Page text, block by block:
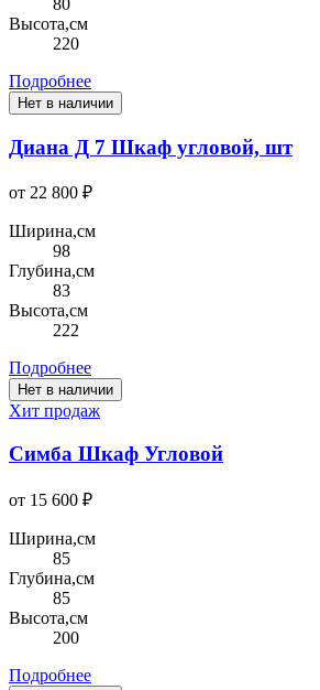
80
Высота,см
220
Подробнее
Нет в наличии
Диана Д 7 Шкаф угловой, шт
от 22 800 ₽
Ширина,см
98
Глубина,см
83
Высота,см
222
Подробнее
Нет в наличии
Хит продаж
Симба Шкаф Угловой
от 15 600 ₽
Ширина,см
85
Глубина,см
85
Высота,см
200
Подробнее